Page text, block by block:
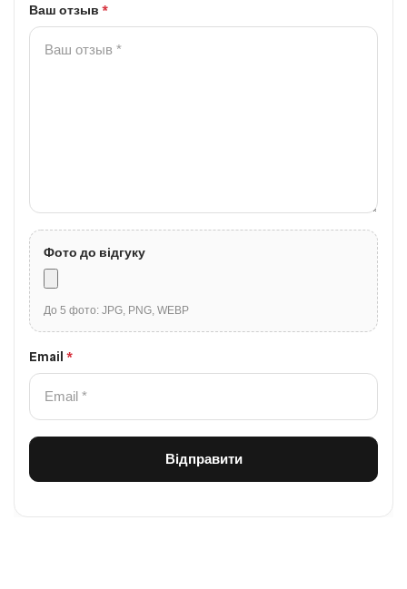
Ваш отзыв *
Фото до відгуку
До 5 фото: JPG, PNG, WEBP
Email *